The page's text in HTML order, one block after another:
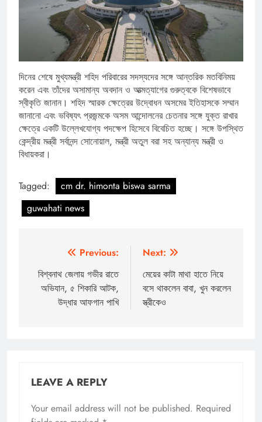
দিনের শেষে মুখ্যমন্ত্রী শহিদ পরিবারের সদস্যদের সঙ্গে আন্তরিক মতবিনিময়
করেন এবং তাঁদের অসামান্য অবদান ও আত্মত্যাগের গুরুত্বকে বিশেষভাবে
স্বীকৃতি জানান। শহিদ স্মারক ক্ষেত্রের উদ্বোধন অসমের ইতিহাসকে সম্মান
জানানো এবং ভবিষ্যৎ প্রজন্মকে অসম আন্দোলনের চেতনার সঙ্গে যুক্ত রাখার
ক্ষেত্রে একটি উল্লেখযোগ্য পদক্ষেপ হিসেবে বিবেচিত হচ্ছে। সঙ্গে উপস্থিত
কেন্দ্রীয় মন্ত্রী সর্বানন্দ সোনোয়াল, মন্ত্রী অতুল বরা সহ অন্যান্য মন্ত্রী ও
বিধায়করা।
Tagged:
cm dr. himonta biswa sarma
guwahati news
navigation
Previous:
বিশ্বনাথ জেলায় গভীর রাতে
অভিযান, ৫ শিকারি আটক,
উদ্ধার আফগান পাখি
Next:
মেয়ের কাটা মাথা হাতে নিয়ে
বসে থাকলেন বাবা, খুন করলেন
স্ত্রীকেও
LEAVE A REPLY
Your email address will not be published. Required